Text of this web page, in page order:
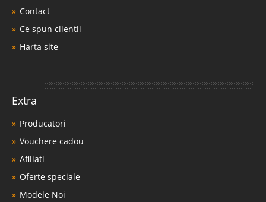
Contact
Ce spun clientii
Harta site
Extra
Producatori
Vouchere cadou
Afiliati
Oferte speciale
Modele Noi